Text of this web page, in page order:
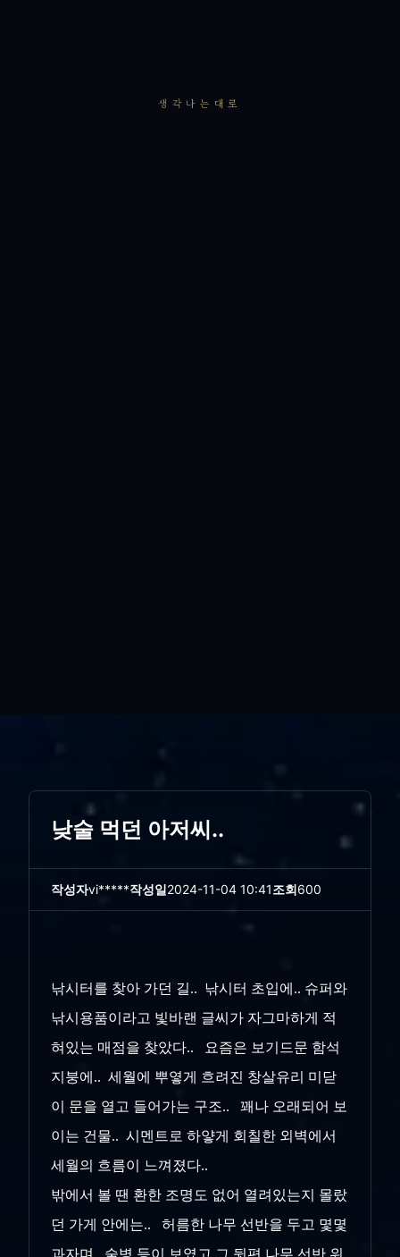
생각나는대로
낮술 먹던 아저씨..
작성자vi*****작성일2024-11-04 10:41조회600
낚시터를 찾아 가던 길.. 낚시터 초입에.. 슈퍼와
낚시용품이라고 빛바랜 글씨가 자그마하게 적
혀있는 매점을 찾았다.. 요즘은 보기드문 함석
지붕에.. 세월에 뿌옇게 흐려진 창살유리 미닫
이 문을 열고 들어가는 구조.. 꽤나 오래되어 보
이는 건물.. 시멘트로 하얗게 회칠한 외벽에서
세월의 흐름이 느껴졌다..
밖에서 볼 땐 환한 조명도 없어 열려있는지 몰랐
던 가게 안에는.. 허름한 나무 선반을 두고 몇몇